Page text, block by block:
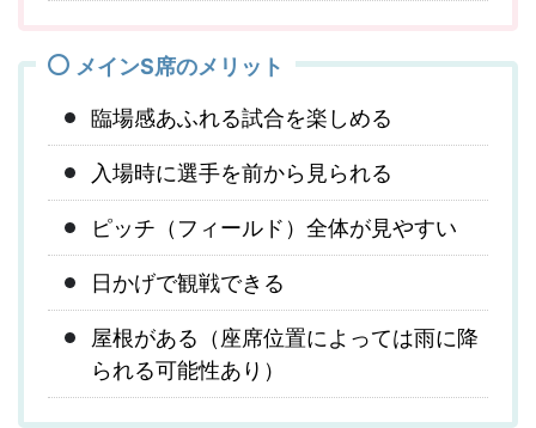
メインS席のメリット
臨場感あふれる試合を楽しめる
入場時に選手を前から見られる
ピッチ（フィールド）全体が見やすい
日かげで観戦できる
屋根がある（座席位置によっては雨に降
られる可能性あり）